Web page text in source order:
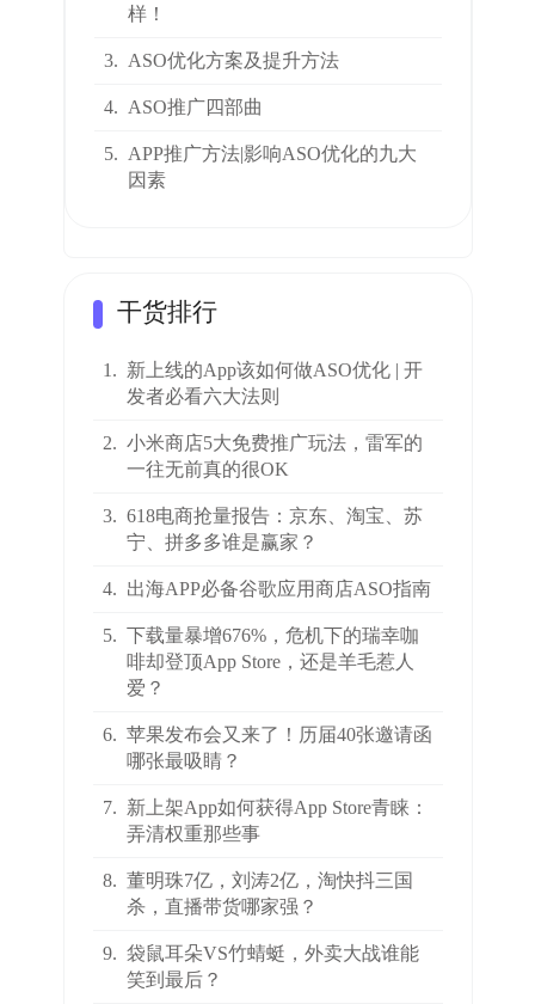
样！
3. ASO优化方案及提升方法
4. ASO推广四部曲
5. APP推广方法|影响ASO优化的九大
因素
干货排行
1. 新上线的App该如何做ASO优化 | 开
发者必看六大法则
2. 小米商店5大免费推广玩法，雷军的
一往无前真的很OK
3. 618电商抢量报告：京东、淘宝、苏
宁、拼多多谁是赢家？
4. 出海APP必备谷歌应用商店ASO指南
5. 下载量暴增676%，危机下的瑞幸咖
啡却登顶App Store，还是羊毛惹人
爱？
6. 苹果发布会又来了！历届40张邀请函
哪张最吸睛？
7. 新上架App如何获得App Store青睐：
弄清权重那些事
8. 董明珠7亿，刘涛2亿，淘快抖三国
杀，直播带货哪家强？
9. 袋鼠耳朵VS竹蜻蜓，外卖大战谁能
笑到最后？